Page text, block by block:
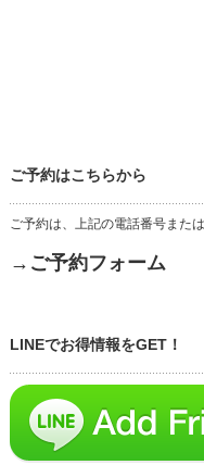
ご予約はこちらから
ご予約は、上記の電話番号また
→ご予約フォーム
LINEでお得情報をGET！